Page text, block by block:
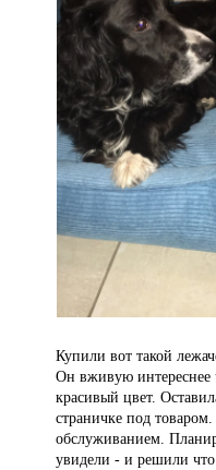
Купили вот такой
Он вживую интереснее
красивый цвет.
страничке под
обслуживанием.
увидели - и решили что